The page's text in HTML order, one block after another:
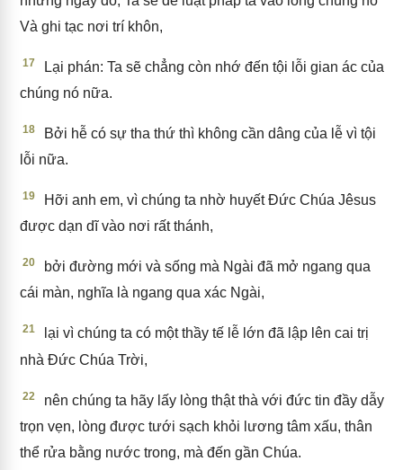
Và ghi tạc nơi trí khôn,
17
Lại phán: Ta sẽ chẳng còn nhớ đến tội lỗi gian ác của
chúng nó nữa.
18
Bởi hễ có sự tha thứ thì không cần dâng của lễ vì tội
lỗi nữa.
19
Hỡi anh em, vì chúng ta nhờ huyết Đức Chúa Jêsus
được dạn dĩ vào nơi rất thánh,
20
bởi đường mới và sống mà Ngài đã mở ngang qua
cái màn, nghĩa là ngang qua xác Ngài,
21
lại vì chúng ta có một thầy tế lễ lớn đã lập lên cai trị
nhà Đức Chúa Trời,
22
nên chúng ta hãy lấy lòng thật thà với đức tin đầy dẫy
trọn vẹn, lòng được tưới sạch khỏi lương tâm xấu, thân
thể rửa bằng nước trong, mà đến gần Chúa.